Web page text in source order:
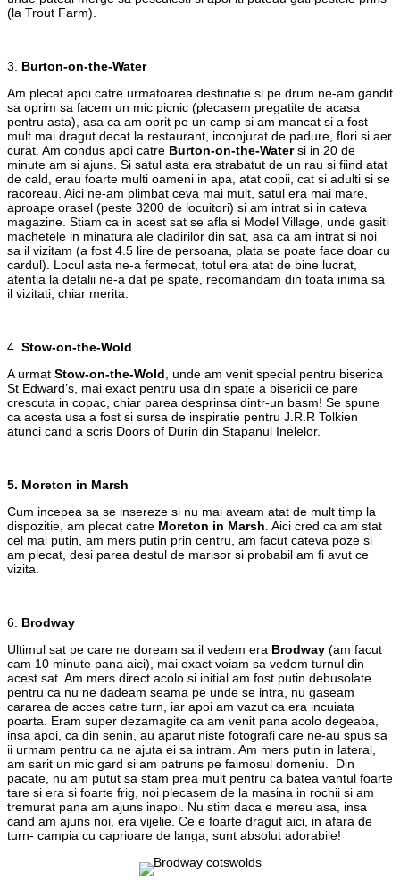
(la Trout Farm).
3. Burton-on-the-Water
Am plecat apoi catre urmatoarea destinatie si pe drum ne-am gandit
sa oprim sa facem un mic picnic (plecasem pregatite de acasa
pentru asta), asa ca am oprit pe un camp si am mancat si a fost
mult mai dragut decat la restaurant, inconjurat de padure, flori si aer
curat. Am condus apoi catre Burton-on-the-Watersi in 20 de
minute am si ajuns. Si satul asta era strabatut de un rau si fiind atat
de cald, erau foarte multi oameni in apa, atat copii, cat si adulti si se
racoreau. Aici ne-am plimbat ceva mai mult, satul era mai mare,
aproape orasel (peste 3200 de locuitori) si am intrat si in cateva
magazine. Stiam ca in acest sat se afla si Model Village, unde gasiti
machetele in minatura ale cladirilor din sat, asa ca am intrat si noi
sa il vizitam (a fost 4.5 lire de persoana, plata se poate face doar cu
cardul). Locul asta ne-a fermecat, totul era atat de bine lucrat,
atentia la detalii ne-a dat pe spate, recomandam din toata inima sa
il vizitati, chiar merita.
4. Stow-on-the-Wold
A urmat Stow-on-the-Wold , unde am venit special pentru biserica
St Edward’s, mai exact pentru usa din spate a bisericii ce pare
crescuta in copac, chiar parea desprinsa dintr-un basm! Se spune
ca acesta usa a fost si sursa de inspiratie pentru J.R.R Tolkien
atunci cand a scris Doors of Durin din Stapanul Inelelor.
5. Moreton in Marsh
Cum incepea sa se insereze si nu mai aveam atat de mult timp la
dispozitie, am plecat catre Moreton in Marsh . Aici cred ca am stat
cel mai putin, am mers putin prin centru, am facut cateva poze si
am plecat, desi parea destul de marisor si probabil am fi avut ce
vizita.
6. Brodway
Ultimul sat pe care ne doream sa il vedem era Brodway (am facut
cam 10 minute pana aici), mai exact voiam sa vedem turnul din
acest sat. Am mers direct acolo si initial am fost putin debusolate
pentru ca nu ne dadeam seama pe unde se intra, nu gaseam
cararea de acces catre turn, iar apoi am vazut ca era incuiata
poarta. Eram super dezamagite ca am venit pana acolo degeaba,
insa apoi, ca din senin, au aparut niste fotografi care ne-au spus sa
ii urmam pentru ca ne ajuta ei sa intram. Am mers putin in lateral,
am sarit un mic gard si am patruns pe faimosul domeniu. Din
pacate, nu am putut sa stam prea mult pentru ca batea vantul foarte
tare si era si foarte frig, noi plecasem de la masina in rochii si am
tremurat pana am ajuns inapoi. Nu stim daca e mereu asa, insa
cand am ajuns noi, era vijelie. Ce e foarte dragut aici, in afara de
turn- campia cu caprioare de langa, sunt absolut adorabile!